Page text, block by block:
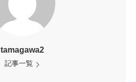
tamagawa2
記事一覧